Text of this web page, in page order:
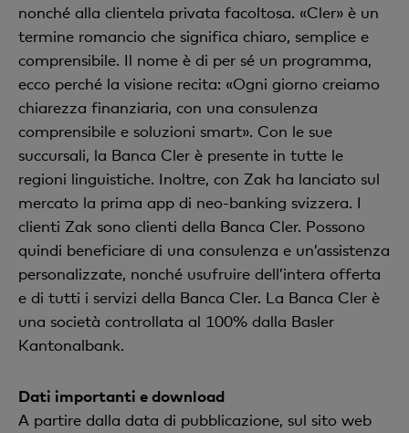
nonché alla clientela privata facoltosa. «Cler» è un
termine romancio che significa chiaro, semplice e
comprensibile. Il nome è di per sé un programma,
ecco perché la visione recita: «Ogni giorno creiamo
chiarezza finanziaria, con una consulenza
comprensibile e soluzioni smart». Con le sue
succursali, la Banca Cler è presente in tutte le
regioni linguistiche. Inoltre, con Zak ha lanciato sul
mercato la prima app di neo-banking svizzera. I
clienti Zak sono clienti della Banca Cler. Possono
quindi beneficiare di una consulenza e un’assistenza
personalizzate, nonché usufruire dell’intera offerta
e di tutti i servizi della Banca Cler. La Banca Cler è
una società controllata al 100% dalla Basler
Kantonalbank.
Dati importanti e download
A partire dalla data di pubblicazione, sul sito web